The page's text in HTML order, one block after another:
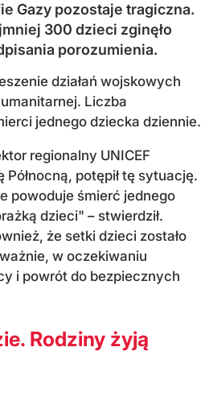
Gazy pozostaje tragiczna.
300 dzieci zginęło
porozumienia.
działań wojskowych
Liczba
jednego dziecka dziennie.
regionalny UNICEF
potępił tę sytuację.
powoduje śmierć jednego
dzieci" – stwierdził.
że setki dzieci zostało
w oczekiwaniu
i powrót do bezpiecznych
Rodziny żyją